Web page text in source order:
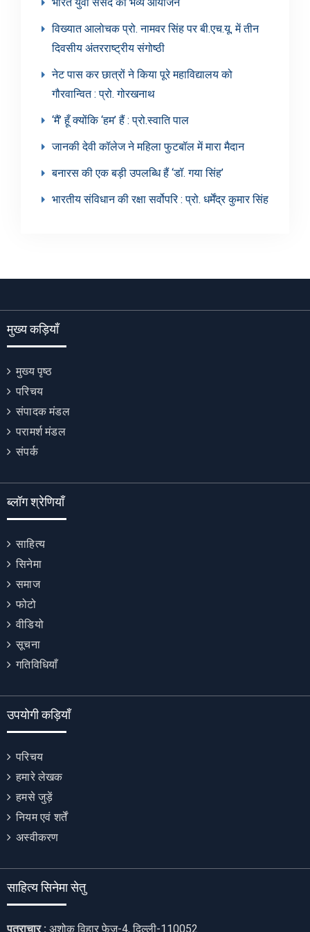
विख्यात आलोचक प्रो. नामवर सिंह पर बी.एच.यू. में तीन
दिवसीय अंतरराष्ट्रीय संगोष्ठी
नेट पास कर छात्रों ने किया पूरे महाविद्यालय को
गौरवान्वित : प्रो. गोरखनाथ
‘मैं’ हूँ क्योंकि ‘हम’ हैं : प्रो.स्वाति पाल
जानकी देवी कॉलेज ने महिला फुटबॉल में मारा मैदान
बनारस की एक बड़ी उपलब्धि हैं ‘डॉ. गया सिंह’
भारतीय संविधान की रक्षा सर्वोपरि : प्रो. धर्मेंद्र कुमार सिंह
मुख्य कड़ियाँ
मुख्य पृष्ठ
परिचय
संपादक मंडल
परामर्श मंडल
संपर्क
ब्लॉग श्रेणियाँ
साहित्य
सिनेमा
समाज
फोटो
वीडियो
सूचना
गतिविधियाँ
उपयोगी कड़ियाँ
परिचय
हमारे लेखक
हमसे जुड़ें
नियम एवं शर्तें
अस्वीकरण
साहित्य सिनेमा सेतु
पत्राचार : अशोक विहार फेज-4, दिल्ली-110052